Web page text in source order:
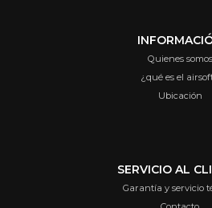
Quienes somos
¿qué es el
Ubicación
SERVICIO AL
Garantía y servicio